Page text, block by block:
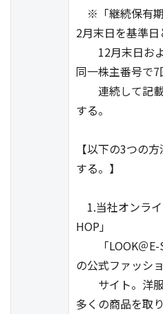
※「継続保有
2月末日を基準日
12月末日およ
同一株主番号で7
連続して記載
する。
【以下の3つの
する。】
1.当社オンラ
HOP」
「LOOK＠E-
の公式ファッシ
サイト。洋服
多くの商品を取